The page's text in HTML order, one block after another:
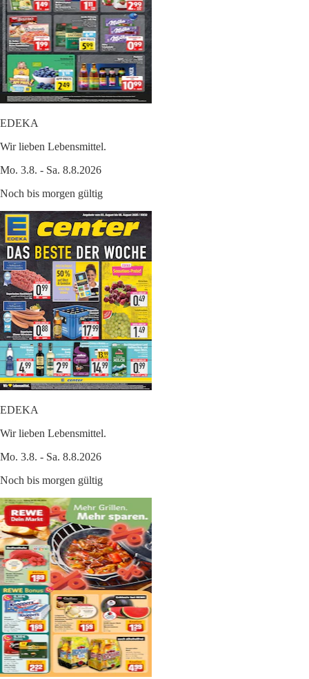
EDEKA
Wir lieben Lebensmittel.
Mo. 3.8. - Sa. 8.8.2026
Noch bis morgen gültig
EDEKA
Wir lieben Lebensmittel.
Mo. 3.8. - Sa. 8.8.2026
Noch bis morgen gültig